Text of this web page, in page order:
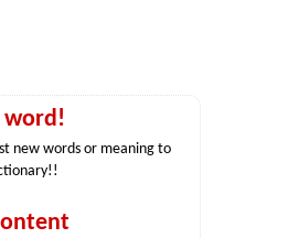
word!
new words or meaning to